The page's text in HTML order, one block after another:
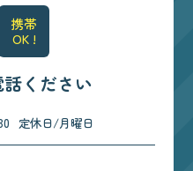
携帯
OK !
ください
定休日/月曜日